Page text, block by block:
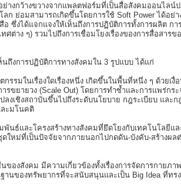
งกว้างขวางจากแพลตฟอร์มที่เป็นสื่อสังคมออนไลน์ป
ก ย่อมสามารถเกิดขึ้นโดยการใช้ Soft Power ได้อย่
ซึ่งได้แจกแจงให้เห็นถึงการปฏิบัติการทั้งการผลิต ก
ต่าง ๆ) รวมไปถึงการเชื่อมโยงเรื่องของการสื่อสาร
ถึงการปฏิบัติการทางสังคมใน 3 รูปแบบ ได้แก่
รรมในเรื่องใดเรื่องหนึ่ง เกิดขึ้นในพื้นที่หนึ่ง ๆ ด้วยเงื่
รขยายวง (Scale Out) โดยการทำซ้ำและการแพร่ก
ลงเชิงสถาบันขึ้นไปถึงระดับนโยบาย กฎระเบียบ และ
ละมโนคติ
นธ์และโครงสร้างทางสังคมที่ยึดโยงกับเทคโนโลยีแ
หม่ที่เป็นปัจจัยจากภายนอกไปกดดัน-บังคับ-สร้างผล
ของสังคม มีความเกี่ยวข้องทั้งเรื่องการจัดการกายภา
านของทรัพยากรที่จะสนับสนุนและเป็น Big Idea ที่ท